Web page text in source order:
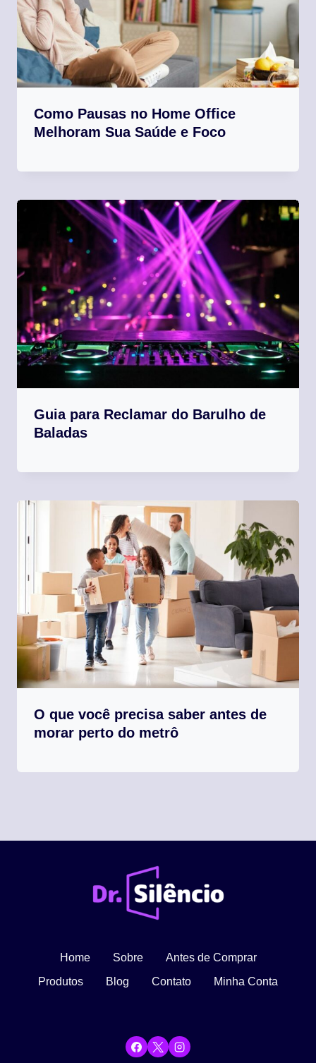
Como Pausas no Home Office
Melhoram Sua Saúde e Foco
Guia para Reclamar do Barulho de
Baladas
O que você precisa saber antes de
morar perto do metrô
Home Sobre Antes de Comprar
Produtos Blog Contato Minha Conta